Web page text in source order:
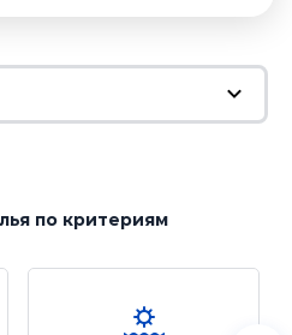
по критериям